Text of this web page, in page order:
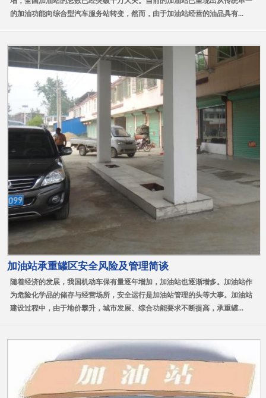
的加油功能向综合型汽车服务站转变，然而，由于加油站经营的油品具有...
加油站承重罐区安全风险及管理简谈
随着经济的发展，我国机动车保有量逐年增加，加油站也逐渐增多。加油站作
为危险化学品的储存与经营场所，安全运行是加油站管理的头等大事。加油站
建设过程中，由于地价攀升，城市发展、综合功能要求不断提高，承重罐...